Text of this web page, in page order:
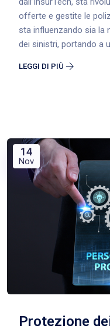
offerte e gestite le
sta influenzando sia la
dei sinistri, portando a
LEGGI DI PIÙ
14
Nov
Protezione